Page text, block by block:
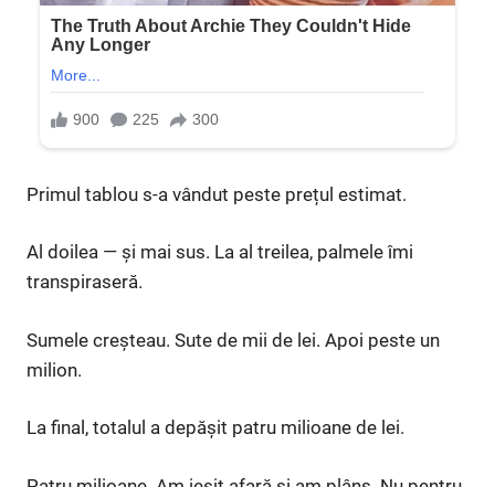
Primul tablou s-a vândut peste prețul estimat.
Al doilea — și mai sus. La al treilea, palmele îmi
transpiraseră.
Sumele creșteau. Sute de mii de lei. Apoi peste un
milion.
La final, totalul a depășit patru milioane de lei.